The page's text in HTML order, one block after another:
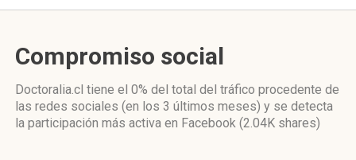
Compromiso social
Doctoralia.cl tiene el 0% del total del tráfico procedente de
las redes sociales (en los 3 últimos meses) y se detecta
la participación más activa en Facebook (2.04K shares)